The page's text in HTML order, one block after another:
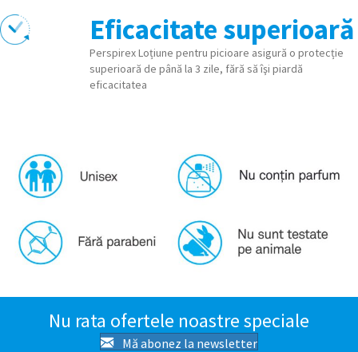
Eficacitate superioară
Perspirex Loțiune pentru picioare asigură o protecție
superioară de până la 3 zile, fără să îşi piardă
eficacitatea
Nu rata ofertele noastre speciale
Mă abonez la newsletter